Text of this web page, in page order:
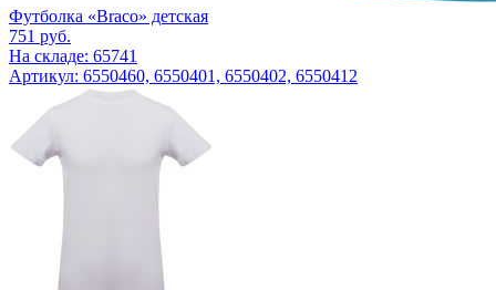
Футболка «Braco» детская
751 руб.
На складе: 65741
Артикул: 6550460, 6550401, 6550402, 6550412